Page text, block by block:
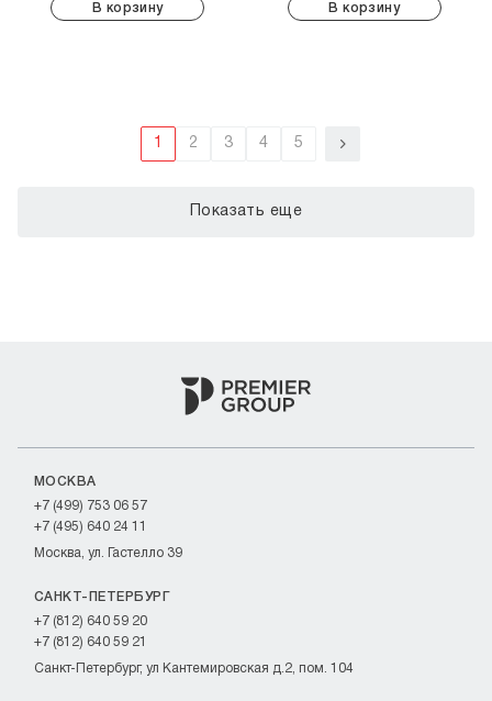
В корзину В корзину
1 2 3 4 5
Показать еще
МОСКВА
+7 (499) 753 06 57
+7 (495) 640 24 11
Москва, ул. Гастелло 39
САНКТ-ПЕТЕРБУРГ
+7 (812) 640 59 20
+7 (812) 640 59 21
Санкт-Петербург, ул Кантемировская д.2, пом. 104